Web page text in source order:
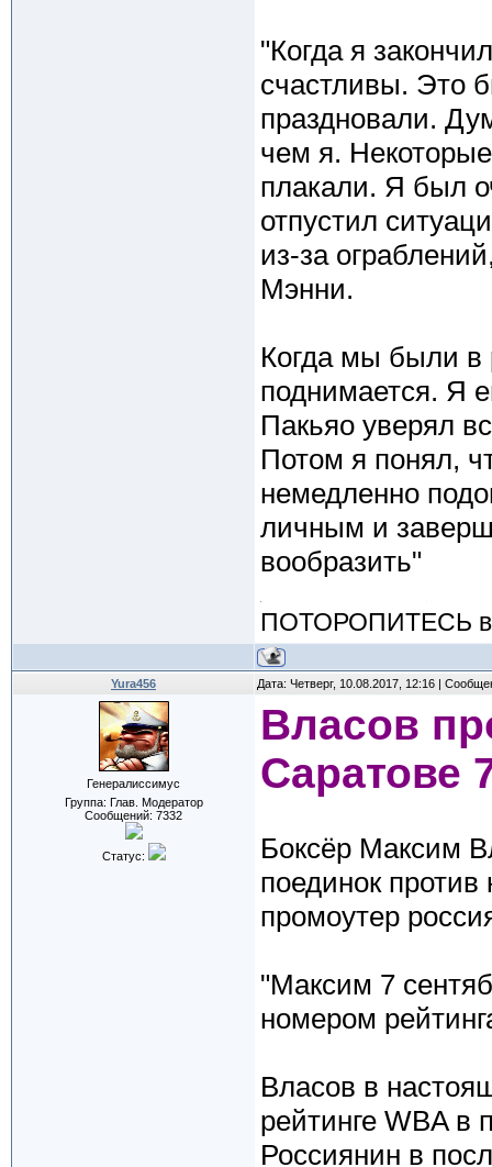
"Когда я
счастливы. Это
праздновали.
чем я.
плакали. Я был
отпустил
из-за
Мэнни.
Когда мы были в
поднимается. Я
Пакьяо уверял
Потом я понял,
немедленно
личным и
вообразить"
ПОТОРОПИТЕСЬ
Yura456 Дата: Четверг, 10.08.2017, 12:16 |
Генералиссимус
Группа: Глав. Модератор
Сообщений: 7332
Статус:
Власов
Саратове
Боксёр Максим
поединок
промоутер
"Максим 7
номером
Власов в
рейтинге WBA
Россиянин в